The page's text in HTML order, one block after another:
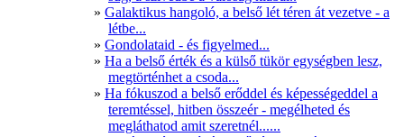
Galaktikus hangoló, a belső lét téren át vezetve - a
létbe...
Gondolataid - és figyelmed...
Ha a belső érték és a külső tükör egységben lesz,
megtörténhet a csoda...
Ha fókuszod a belső erőddel és képességeddel a
teremtéssel, hitben összeér - megélheted és
megláthatod amit szeretnél......